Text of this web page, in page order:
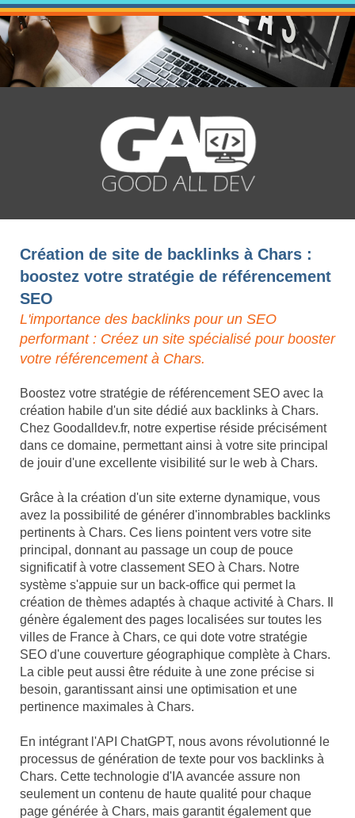
Création de site de backlinks à Chars :
boostez votre stratégie de référencement
SEO
L'importance des backlinks pour un SEO
performant : Créez un site spécialisé pour booster
votre référencement à Chars.
Boostez votre stratégie de référencement SEO avec la
création habile d'un site dédié aux backlinks à Chars.
Chez Goodalldev.fr, notre expertise réside précisément
dans ce domaine, permettant ainsi à votre site principal
de jouir d'une excellente visibilité sur le web à Chars.
Grâce à la création d'un site externe dynamique, vous
avez la possibilité de générer d'innombrables backlinks
pertinents à Chars. Ces liens pointent vers votre site
principal, donnant au passage un coup de pouce
significatif à votre classement SEO à Chars. Notre
système s'appuie sur un back-office qui permet la
création de thèmes adaptés à chaque activité à Chars. Il
génère également des pages localisées sur toutes les
villes de France à Chars, ce qui dote votre stratégie
SEO d'une couverture géographique complète à Chars.
La cible peut aussi être réduite à une zone précise si
besoin, garantissant ainsi une optimisation et une
pertinence maximales à Chars.
En intégrant l'API ChatGPT, nous avons révolutionné le
processus de génération de texte pour vos backlinks à
Chars. Cette technologie d'IA avancée assure non
seulement un contenu de haute qualité pour chaque
page générée à Chars, mais garantit également que